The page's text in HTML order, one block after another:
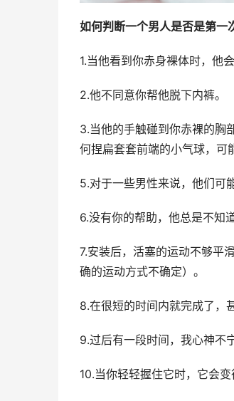
如何判断一个男人是否是第一
1.当他看到你赤身裸体时，他
2.他不同意你帮他脱下内裤。
3.当他的手触碰到你赤裸的胸
何捏扁套套前端的小气球，可
5.对于一些男性来说，他们可
6.没有你的帮助，他总是不知
7.安装后，活塞的运动不够平
确的运动方式不确定）。
8.在很短的时间内就完成了，
9.过后有一段时间，我心神不
10.当你轻轻握住它时，它会